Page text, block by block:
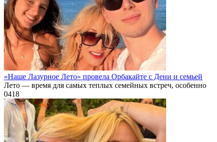
«Наше Лазурное Лето» провела Орбакайте с Дени и семьей
Лето — время для самых теплых семейных встреч, особенно
0418